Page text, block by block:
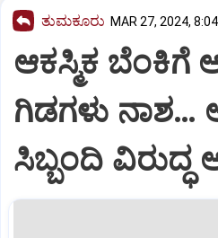
ತುಮಕೂರು MAR 27, 2024,
ಆಕಸ್ಮಿಕ ಬೆಂಕಿಗೆ
ಗಿಡಗಳು ನಾಶ…
ಸಿಬ್ಬಂದಿ ವಿರುದ್ಧ